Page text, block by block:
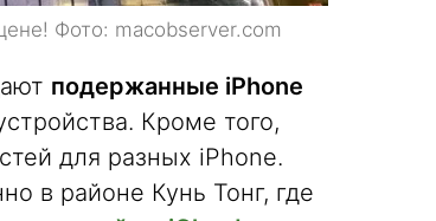
Фото: macobserver.com
подержанные iPhone
Кроме того,
для разных iPhone.
в районе Кунь Тонг, где